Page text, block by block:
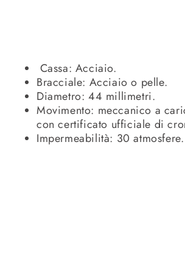
Cassa: Acciaio.
Bracciale: Acciaio o pelle.
Diametro: 44 millimetri.
Movimento: meccanico a
con certificato ufficiale di
Impermeabilità: 30 atmosfere.